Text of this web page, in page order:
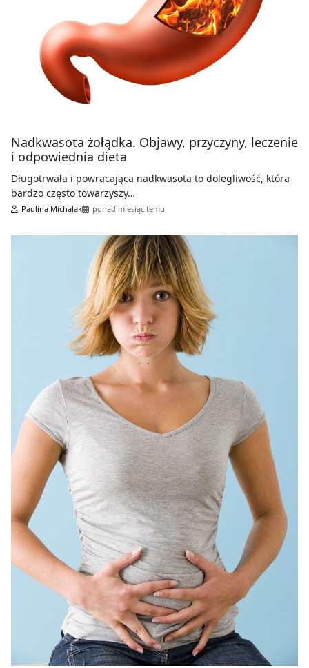
Nadkwasota żołądka. Objawy, przyczyny, leczenie
i odpowiednia dieta
Długotrwała i powracająca nadkwasota to dolegliwość, która
bardzo często towarzyszy…
Paulina Michalak ponad miesiąc temu